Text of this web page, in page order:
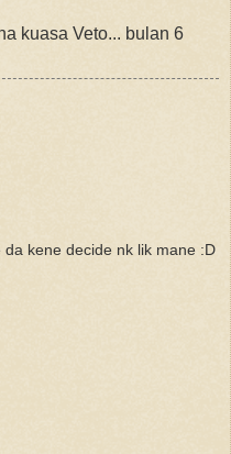
kuasa Veto... bulan 6
kene decide nk lik mane :D